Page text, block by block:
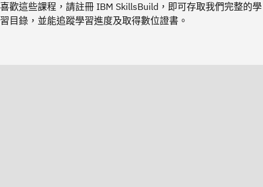
喜歡這些課程，請註冊 IBM SkillsBuild，即可存取我們完整的學
習目錄，並能追蹤學習進度及取得數位證書。